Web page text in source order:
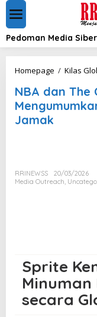
t
Pedoman Media Siber
Homepage / Kilas
NBA dan The
Jamak
RRINEWSS
20/03/2026
Media Outreach,
Sprite
Minuman
secara